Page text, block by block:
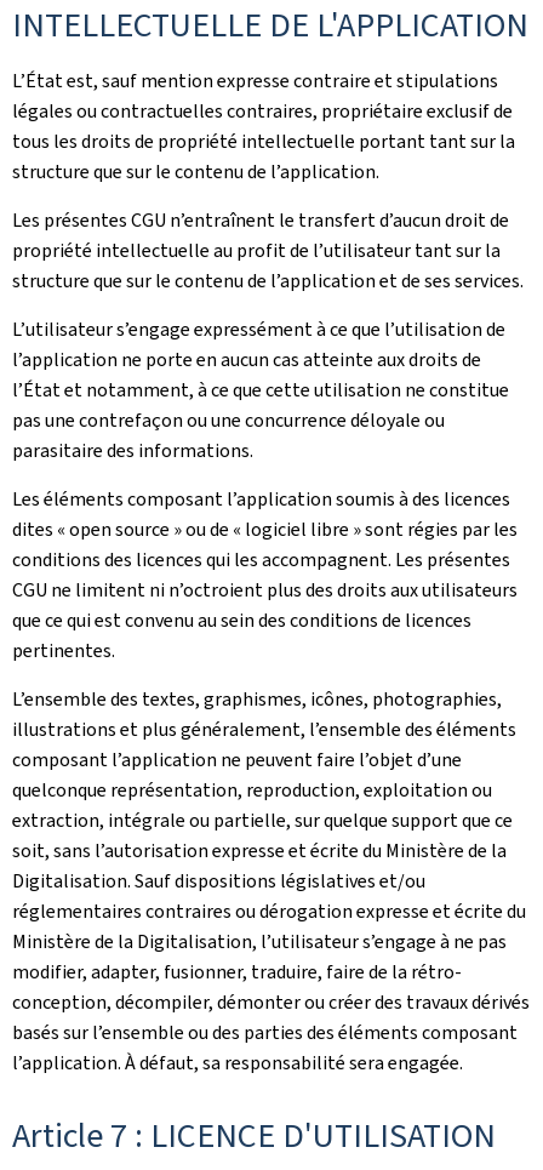
INTELLECTUELLE DE L'APPLICATION
L’État est, sauf mention expresse contraire et stipulations
légales ou contractuelles contraires, propriétaire exclusif de
tous les droits de propriété intellectuelle portant tant sur la
structure que sur le contenu de l’application.
Les présentes CGU n’entraînent le transfert d’aucun droit de
propriété intellectuelle au profit de l’utilisateur tant sur la
structure que sur le contenu de l’application et de ses services.
L’utilisateur s’engage expressément à ce que l’utilisation de
l’application ne porte en aucun cas atteinte aux droits de
l’État et notamment, à ce que cette utilisation ne constitue
pas une contrefaçon ou une concurrence déloyale ou
parasitaire des informations.
Les éléments composant l’application soumis à des licences
dites « open source » ou de « logiciel libre » sont régies par les
conditions des licences qui les accompagnent. Les présentes
CGU ne limitent ni n’octroient plus des droits aux utilisateurs
que ce qui est convenu au sein des conditions de licences
pertinentes.
L’ensemble des textes, graphismes, icônes, photographies,
illustrations et plus généralement, l’ensemble des éléments
composant l’application ne peuvent faire l’objet d’une
quelconque représentation, reproduction, exploitation ou
extraction, intégrale ou partielle, sur quelque support que ce
soit, sans l’autorisation expresse et écrite du Ministère de la
Digitalisation. Sauf dispositions législatives et/ou
réglementaires contraires ou dérogation expresse et écrite du
Ministère de la Digitalisation, l’utilisateur s’engage à ne pas
modifier, adapter, fusionner, traduire, faire de la rétro-
conception, décompiler, démonter ou créer des travaux dérivés
basés sur l’ensemble ou des parties des éléments composant
l’application. À défaut, sa responsabilité sera engagée.
Article 7 : LICENCE D'UTILISATION